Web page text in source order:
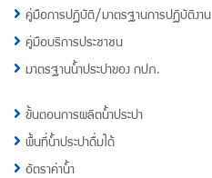
คู่มือการปฏิบัติ/มาตรฐานการปฏิบัติงาน
คู่มือบริการประชาชน
มาตรฐานน้ำประปาของ กปภ.
ขั้นตอนการผลิตน้ำประปา
พื้นที่น้ำประปาดื่มได้
อัตราค่าน้ำ